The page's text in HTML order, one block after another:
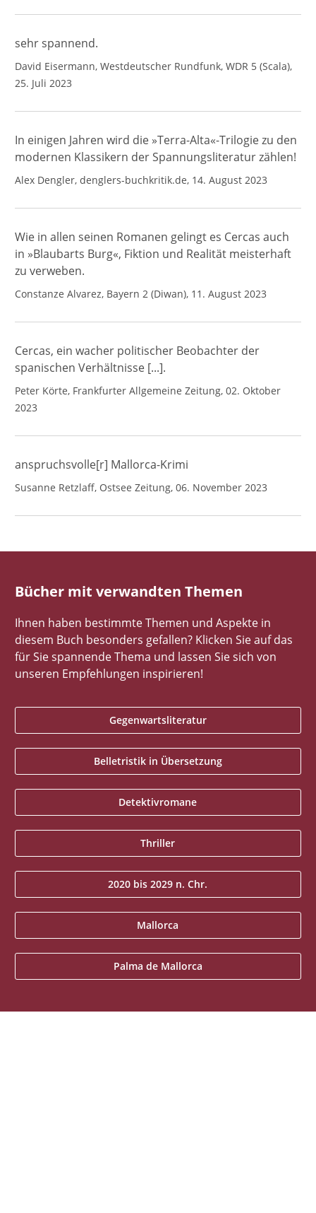
sehr spannend.
David Eisermann, Westdeutscher Rundfunk, WDR 5 (Scala),
25. Juli 2023
In einigen Jahren wird die »Terra-Alta«-Trilogie zu den
modernen Klassikern der Spannungsliteratur zählen!
Alex Dengler, denglers-buchkritik.de, 14. August 2023
Wie in allen seinen Romanen gelingt es Cercas auch
in »Blaubarts Burg«, Fiktion und Realität meisterhaft
zu verweben.
Constanze Alvarez, Bayern 2 (Diwan), 11. August 2023
Cercas, ein wacher politischer Beobachter der
spanischen Verhältnisse [...].
Peter Körte, Frankfurter Allgemeine Zeitung, 02. Oktober
2023
anspruchsvolle[r] Mallorca-Krimi
Susanne Retzlaff, Ostsee Zeitung, 06. November 2023
Bücher mit verwandten Themen
Ihnen haben bestimmte Themen und Aspekte in
diesem Buch besonders gefallen? Klicken Sie auf das
für Sie spannende Thema und lassen Sie sich von
unseren Empfehlungen inspirieren!
Gegenwartsliteratur
Belletristik in Übersetzung
Detektivromane
Thriller
2020 bis 2029 n. Chr.
Mallorca
Palma de Mallorca